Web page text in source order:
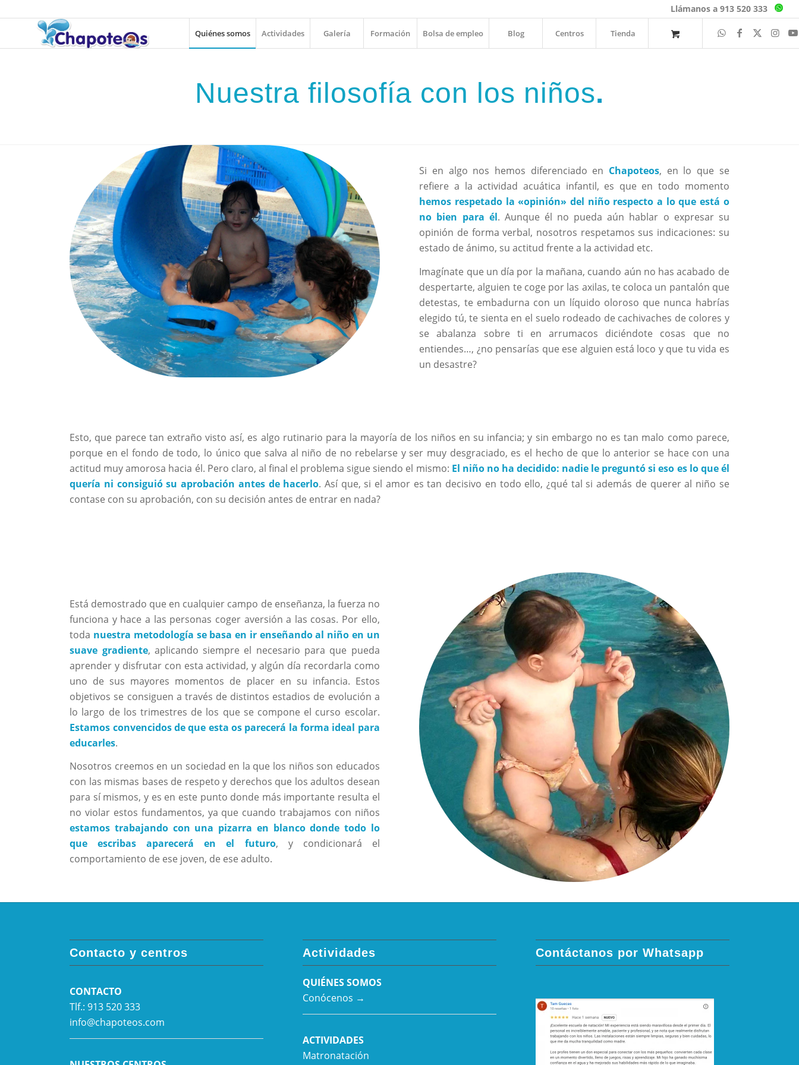
Llámanos a 913 520 333
Quiénes somos Actividades Galería Formación Bolsa de empleo Blog Centros Tienda
Nuestra filosofía con los niños.
Si en algo nos hemos diferenciado en Chapoteos, en lo que se
refiere a la actividad acuática infantil, es que en todo momento
hemos respetado la «opinión» del niño respecto a lo que está o
no bien para él. Aunque él no pueda aún hablar o expresar su
opinión de forma verbal, nosotros respetamos sus indicaciones: su
estado de ánimo, su actitud frente a la actividad etc.
Imagínate que un día por la mañana, cuando aún no has acabado de
despertarte, alguien te coge por las axilas, te coloca un pantalón que
detestas, te embadurna con un líquido oloroso que nunca habrías
elegido tú, te sienta en el suelo rodeado de cachivaches de colores y
se abalanza sobre ti en arrumacos diciéndote cosas que no
entiendes…, ¿no pensarías que ese alguien está loco y que tu vida es
un desastre?
Esto, que parece tan extraño visto así, es algo rutinario para la mayoría de los niños en su infancia; y sin embargo no es tan malo como parece,
porque en el fondo de todo, lo único que salva al niño de no rebelarse y ser muy desgraciado, es el hecho de que lo anterior se hace con una
actitud muy amorosa hacia él. Pero claro, al final el problema sigue siendo el mismo: El niño no ha decidido: nadie le preguntó si eso es lo que él
quería ni consiguió su aprobación antes de hacerlo. Así que, si el amor es tan decisivo en todo ello, ¿qué tal si además de querer al niño se
contase con su aprobación, con su decisión antes de entrar en nada?
Está demostrado que en cualquier campo de enseñanza, la fuerza no
funciona y hace a las personas coger aversión a las cosas. Por ello,
toda nuestra metodología se basa en ir enseñando al niño en un
suave gradiente, aplicando siempre el necesario para que pueda
aprender y disfrutar con esta actividad, y algún día recordarla como
uno de sus mayores momentos de placer en su infancia. Estos
objetivos se consiguen a través de distintos estadios de evolución a
lo largo de los trimestres de los que se compone el curso escolar.
Estamos convencidos de que esta os parecerá la forma ideal para
educarles.
Nosotros creemos en un sociedad en la que los niños son educados
con las mismas bases de respeto y derechos que los adultos desean
para sí mismos, y es en este punto donde más importante resulta el
no violar estos fundamentos, ya que cuando trabajamos con niños
estamos trabajando con una pizarra en blanco donde todo lo
que escribas aparecerá en el futuro, y condicionará el
comportamiento de ese joven, de ese adulto.
Contacto y centros
CONTACTO
Tlf.: 913 520 333
info@chapoteos.com
Actividades
QUIÉNES SOMOS
Conócenos →
ACTIVIDADES
Matronatación
Contáctanos por Whatsapp